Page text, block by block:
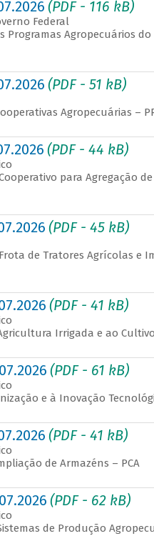
(PDF - 116 kB)
Federal
Programas Agropecuários
(PDF - 51 kB)
Agropecuárias –
(PDF - 44 kB)
para Agregação
(PDF - 45 kB)
de Tratores Agrícolas e
(PDF - 41 kB)
Irrigada e ao Cultivo
(PDF - 61 kB)
e à Inovação
(PDF - 41 kB)
de Armazéns – PCA
(PDF - 62 kB)
de Produção